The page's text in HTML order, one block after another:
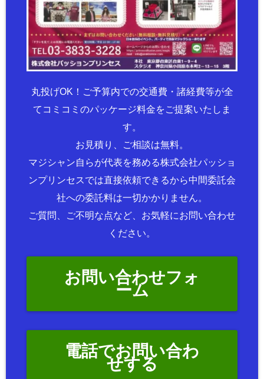
丸投げOK！ご予算内での交通費・諸経費等が全
てコミコミのパッケージ料金をご提案いたしま
す。
お見積り、ご相談は無料。
マジシャン自らが代表を務める株式会社パッショ
ンプリンセスでは直接依頼できるから中間委託会
社への委託料は一切かかりません。
ご質問、ご不明な点など、お気軽にお問い合わせ
ください。
お問い合わせフォ
ーム
電話でお問い合わ
せする